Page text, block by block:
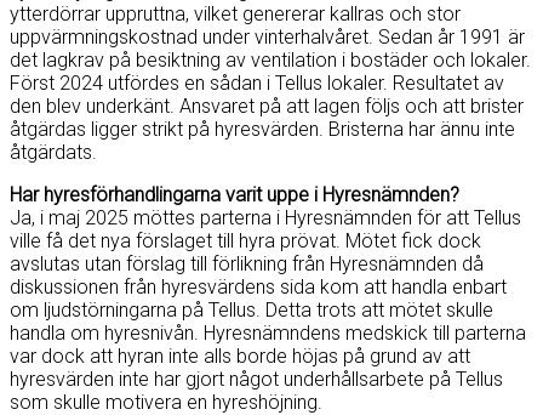
ytterdörrar uppruttna, vilket genererar kallras och stor
uppvärmningskostnad under vinterhalvåret. Sedan år 1991 är
det lagkrav på besiktning av ventilation i bostäder och lokaler.
Först 2024 utfördes en sådan i Tellus lokaler. Resultatet av
den blev underkänt. Ansvaret på att lagen följs och att brister
åtgärdas ligger strikt på hyresvärden. Bristerna har ännu inte
åtgärdats.
Har hyresförhandlingarna varit uppe i Hyresnämnden?
Ja, i maj 2025 möttes parterna i Hyresnämnden för att Tellus
ville få det nya förslaget till hyra prövat. Mötet fick dock
avslutas utan förslag till förlikning från Hyresnämnden då
diskussionen från hyresvärdens sida kom att handla enbart
om ljudstörningarna på Tellus. Detta trots att mötet skulle
handla om hyresnivån. Hyresnämndens medskick till parterna
var dock att hyran inte alls borde höjas på grund av att
hyresvärden inte har gjort något underhållsarbete på Tellus
som skulle motivera en hyreshöjning.